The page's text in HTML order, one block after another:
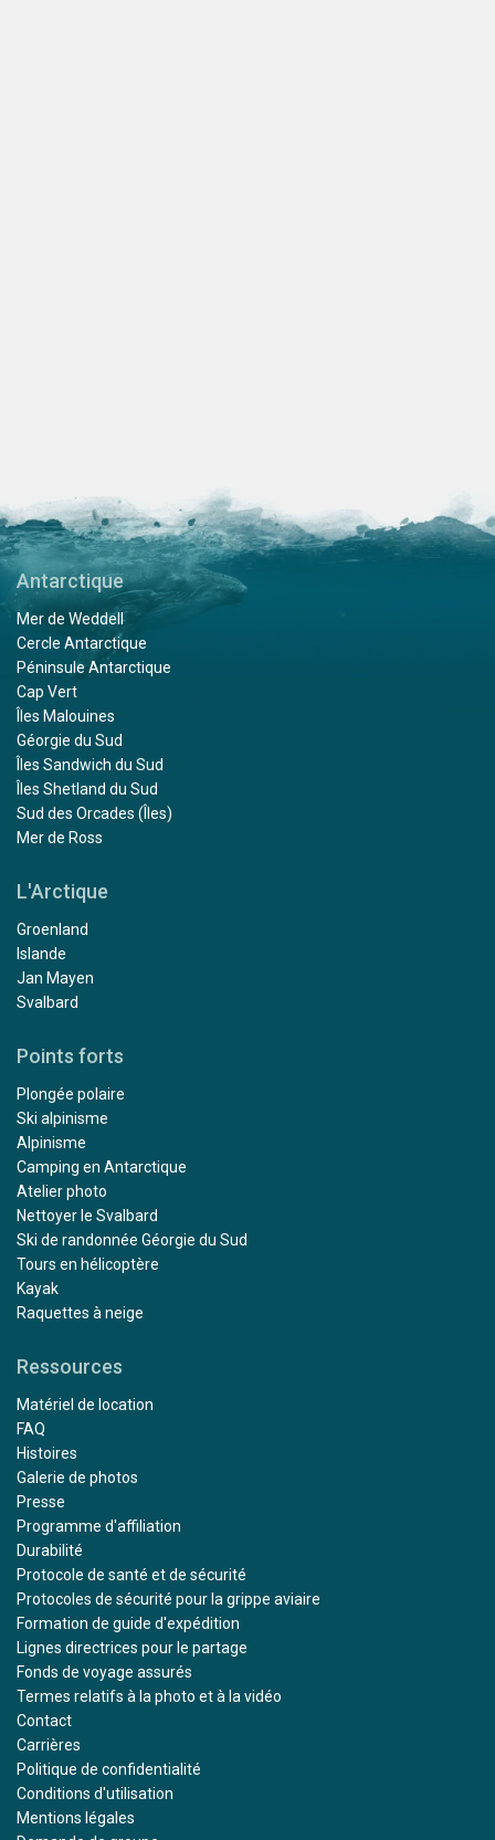
Antarctique
Mer de Weddell
Cercle Antarctique
Péninsule Antarctique
Cap Vert
Îles Malouines
Géorgie du Sud
Îles Sandwich du Sud
Îles Shetland du Sud
Sud des Orcades (Îles)
Mer de Ross
L'Arctique
Groenland
Islande
Jan Mayen
Svalbard
Points forts
Plongée polaire
Ski alpinisme
Alpinisme
Camping en Antarctique
Atelier photo
Nettoyer le Svalbard
Ski de randonnée Géorgie du Sud
Tours en hélicoptère
Kayak
Raquettes à neige
Ressources
Matériel de location
FAQ
Histoires
Galerie de photos
Presse
Programme d'affiliation
Durabilité
Protocole de santé et de sécurité
Protocoles de sécurité pour la grippe aviaire
Formation de guide d'expédition
Lignes directrices pour le partage
Fonds de voyage assurés
Termes relatifs à la photo et à la vidéo
Contact
Carrières
Politique de confidentialité
Conditions d'utilisation
Mentions légales